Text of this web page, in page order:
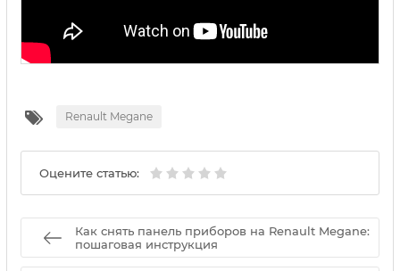
Renault Megane
Оцените статью:
Как снять панель приборов на Renault Megane:
пошаговая инструкция